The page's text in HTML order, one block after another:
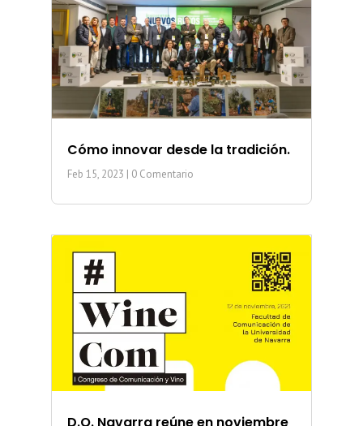
Cómo innovar desde la tradición.
Feb 15, 2023 | 0 Comentario